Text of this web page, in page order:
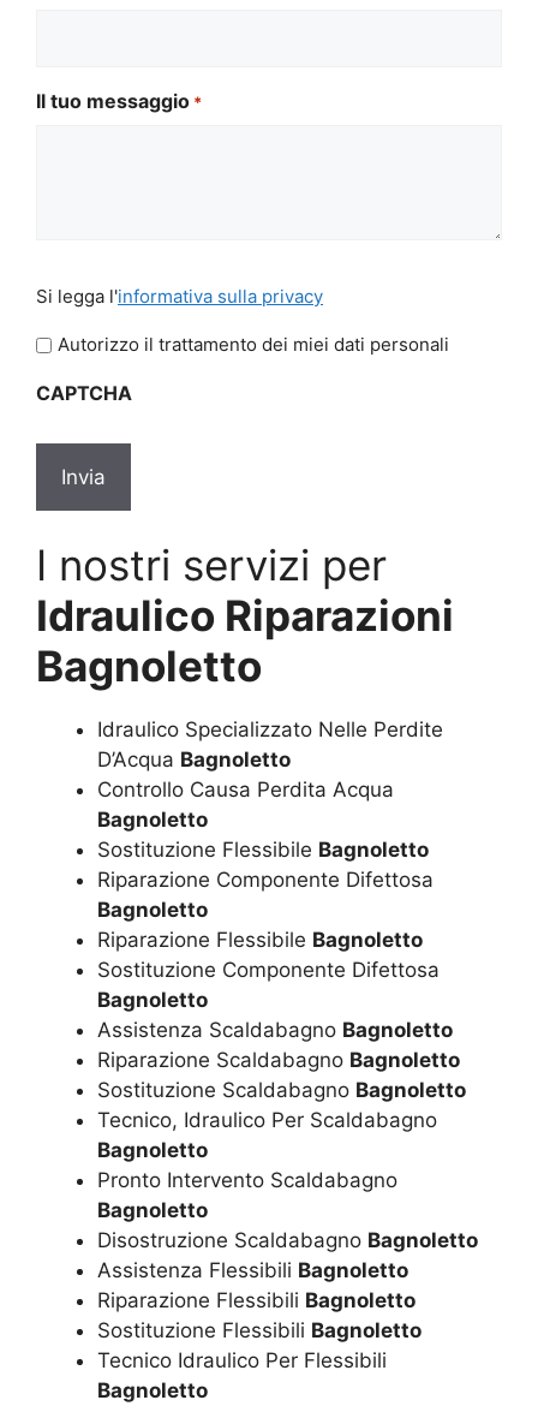
Il tuo messaggio *
legga
l'informativa
privacy
Si legga l'informativa sulla privacy
Autorizzo il trattamento dei miei dati personali
CAPTCHA
I nostri servizi per
Idraulico Riparazioni
Bagnoletto
Idraulico Specializzato Nelle Perdite
D’Acqua Bagnoletto
Controllo Causa Perdita Acqua
Bagnoletto
Sostituzione Flessibile Bagnoletto
Riparazione Componente Difettosa
Bagnoletto
Riparazione Flessibile Bagnoletto
Sostituzione Componente Difettosa
Bagnoletto
Assistenza Scaldabagno Bagnoletto
Riparazione Scaldabagno Bagnoletto
Sostituzione Scaldabagno Bagnoletto
Tecnico, Idraulico Per Scaldabagno
Bagnoletto
Pronto Intervento Scaldabagno
Bagnoletto
Disostruzione Scaldabagno Bagnoletto
Assistenza Flessibili Bagnoletto
Riparazione Flessibili Bagnoletto
Sostituzione Flessibili Bagnoletto
Tecnico Idraulico Per Flessibili
Bagnoletto